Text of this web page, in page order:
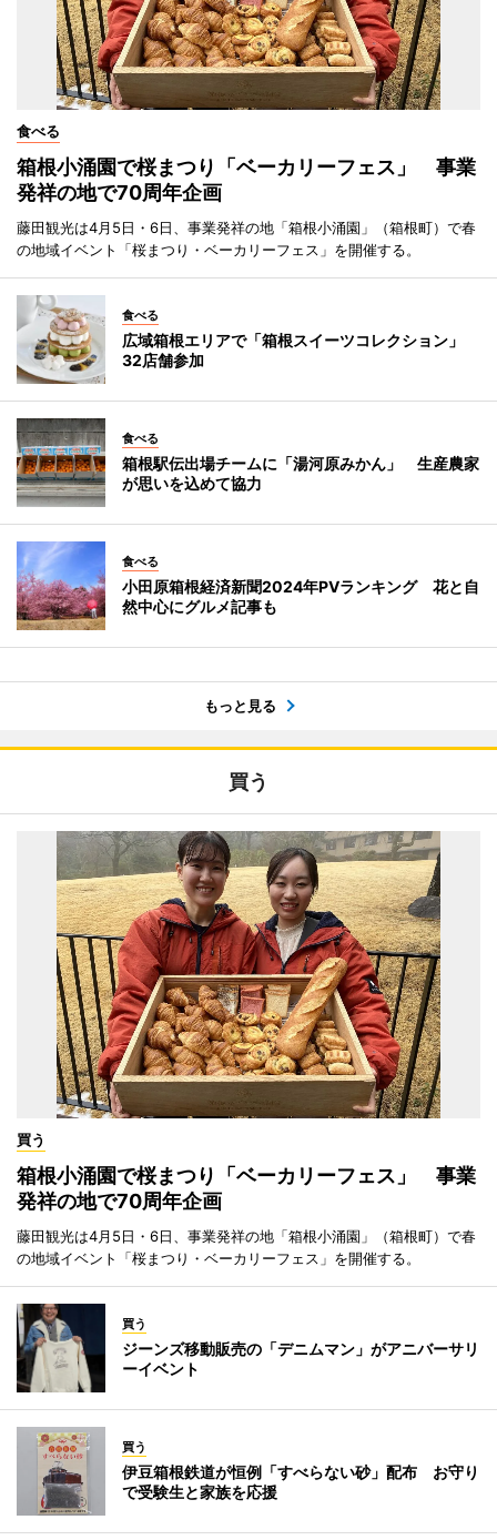
食べる
箱根小涌園で桜まつり「ベーカリーフェス」 事業
発祥の地で70周年企画
藤田観光は4月5日・6日、事業発祥の地「箱根小涌園」（箱根町）で春
の地域イベント「桜まつり・ベーカリーフェス」を開催する。
食べる
広域箱根エリアで「箱根スイーツコレクション」
32店舗参加
食べる
箱根駅伝出場チームに「湯河原みかん」 生産農家
が思いを込めて協力
食べる
小田原箱根経済新聞2024年PVランキング 花と自
然中心にグルメ記事も
もっと見る
買う
買う
箱根小涌園で桜まつり「ベーカリーフェス」 事業
発祥の地で70周年企画
藤田観光は4月5日・6日、事業発祥の地「箱根小涌園」（箱根町）で春
の地域イベント「桜まつり・ベーカリーフェス」を開催する。
買う
ジーンズ移動販売の「デニムマン」がアニバーサリ
ーイベント
買う
伊豆箱根鉄道が恒例「すべらない砂」配布 お守り
で受験生と家族を応援